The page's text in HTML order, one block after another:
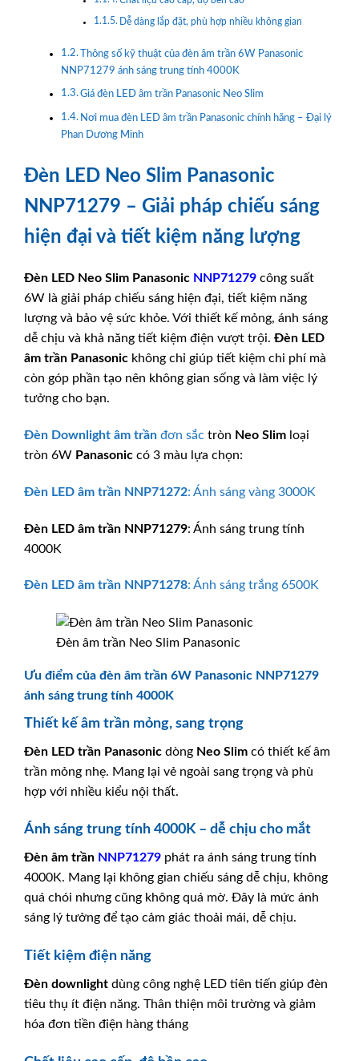
Dễ dàng lắp đặt, phù hợp nhiều không gian
Thông số kỹ thuật của đèn âm trần 6W Panasonic
NNP71279 ánh sáng trung tính 4000K
Giá đèn LED âm trần Panasonic Neo Slim
Nơi mua đèn LED âm trần Panasonic chính hãng – Đại lý
Phan Dương Minh
Đèn LED Neo Slim Panasonic
NNP71279 – Giải pháp chiếu sáng
hiện đại và tiết kiệm năng lượng
Đèn LED Neo Slim Panasonic NNP71279 công suất
6W là giải pháp chiếu sáng hiện đại, tiết kiệm năng
lượng và bảo vệ sức khỏe. Với thiết kế mỏng, ánh sáng
dễ chịu và khả năng tiết kiệm điện vượt trội. Đèn LED
âm trần Panasonic không chỉ giúp tiết kiệm chi phí mà
còn góp phần tạo nên không gian sống và làm việc lý
tưởng cho bạn.
Đèn Downlight âm trần đơn sắc tròn Neo Slim loại
tròn 6W Panasonic có 3 màu lựa chọn:
Đèn LED âm trần NNP71272: Ánh sáng vàng 3000K
Đèn LED âm trần NNP71279: Ánh sáng trung tính
4000K
Đèn LED âm trần NNP71278: Ánh sáng trắng 6500K
Đèn âm trần Neo Slim Panasonic
Ưu điểm của đèn âm trần 6W Panasonic NNP71279
ánh sáng trung tính 4000K
Thiết kế âm trần mỏng, sang trọng
Đèn LED trần Panasonic dòng Neo Slim có thiết kế âm
trần mỏng nhẹ. Mang lại vẻ ngoài sang trọng và phù
hợp với nhiều kiểu nội thất.
Ánh sáng trung tính 4000K – dễ chịu cho mắt
Đèn âm trần NNP71279 phát ra ánh sáng trung tính
4000K. Mang lại không gian chiếu sáng dễ chịu, không
quá chói nhưng cũng không quá mờ. Đây là mức ánh
sáng lý tưởng để tạo cảm giác thoải mái, dễ chịu.
Tiết kiệm điện năng
Đèn downlight dùng công nghệ LED tiên tiến giúp đèn
tiêu thụ ít điện năng. Thân thiện môi trường và giảm
hóa đơn tiền điện hàng tháng